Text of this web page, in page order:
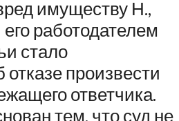
имуществу Н.,
работодателем
стало
произвести
ответчика.
тем, что суд не